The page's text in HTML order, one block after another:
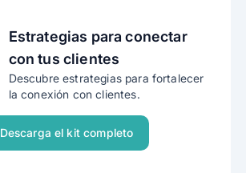
Estrategias para conectar
con tus clientes
Descubre estrategias para fortalecer
la conexión con clientes.
Descarga el kit completo